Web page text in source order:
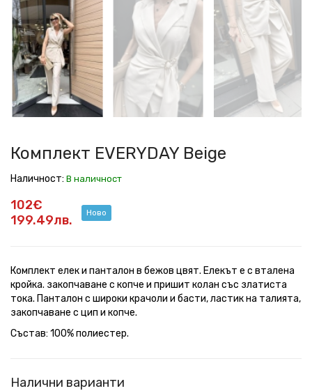
EVERYDAY
Beige
EVERYDAY
Beige
EVERYDAY
Beige
EVERYDAY
Beige
EVERYDAY
Beige
EVERYDAY
Beige
EVERYDAY
Beige
EVERYDAY
Beige
Комплект EVERYDAY Beige
Наличност: В наличност
102€
199.49лв.
Ново
Комплект елек и панталон в бежов цвят. Елекът е с вталена
кройка. закопчаване с копче и пришит колан със златиста
тока. Панталон с широки крачоли и басти, ластик на талията,
закопчаване с цип и копче.
Състав: 100% полиестер.
Налични варианти